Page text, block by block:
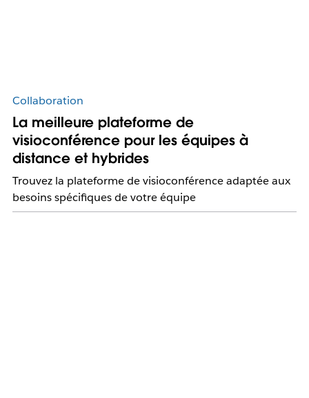
Collaboration
La meilleure plateforme de
visioconférence pour les équipes à
distance et hybrides
Trouvez la plateforme de visioconférence adaptée aux
besoins spécifiques de votre équipe